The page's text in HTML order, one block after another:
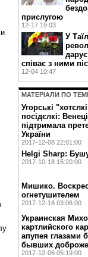
прислугою
12-17 19:03
У
співає з ними
12-04 10:47
МАТЕРIАЛИ ПО ТЕМI
Угорські
посідєлкі:
підтримала
України
2017-12-08 22:01:00
Helgi Sharp:
2017-10-18 15:20:00
Мишико.
огнетушителем
2017-12-18 03:06:00
Украинская
картлийского
апупея глазами
бывших
2017-12-06 05:19:00